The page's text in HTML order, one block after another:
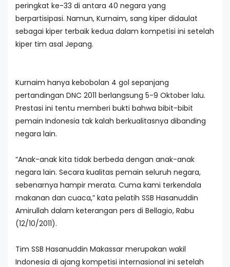
peringkat ke-33 di antara 40 negara yang
berpartisipasi. Namun, Kurnaim, sang kiper didaulat
sebagai kiper terbaik kedua dalam kompetisi ini setelah
kiper tim asal Jepang.
Kurnaim hanya kebobolan 4 gol sepanjang
pertandingan DNC 2011 berlangsung 5-9 Oktober lalu.
Prestasi ini tentu memberi bukti bahwa bibit-bibit
pemain Indonesia tak kalah berkualitasnya dibanding
negara lain.
“Anak-anak kita tidak berbeda dengan anak-anak
negara lain. Secara kualitas pemain seluruh negara,
sebenarnya hampir merata. Cuma kami terkendala
makanan dan cuaca,” kata pelatih SSB Hasanuddin
Amirullah dalam keterangan pers di Bellagio, Rabu
(12/10/2011).
Tim SSB Hasanuddin Makassar merupakan wakil
Indonesia di ajang kompetisi internasional ini setelah